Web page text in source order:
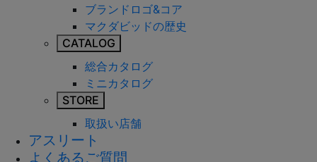
ブランドロゴ&コア
マクダビッドの歴史
CATALOG
総合カタログ
ミニカタログ
STORE
取扱い店舗
アスリート
よくあるご質問